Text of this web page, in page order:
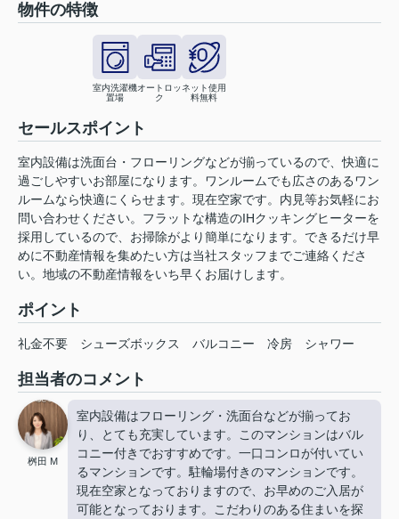
物件の特徴
室内洗濯機
置場
オートロッ
ク
ネット使用
料無料
セールスポイント
室内設備は洗面台・フローリングなどが揃っているので、快適に
過ごしやすいお部屋になります。ワンルームでも広さのあるワン
ルームなら快適にくらせます。現在空家です。内見等お気軽にお
問い合わせください。フラットな構造のIHクッキングヒーターを
採用しているので、お掃除がより簡単になります。できるだけ早
めに不動産情報を集めたい方は当社スタッフまでご連絡くださ
い。地域の不動産情報をいち早くお届けします。
ポイント
礼金不要 シューズボックス バルコニー 冷房 シャワー
担当者のコメント
桝田 M
室内設備はフローリング・洗面台などが揃ってお
り、とても充実しています。このマンションはバル
コニー付きでおすすめです。一口コンロが付いてい
るマンションです。駐輪場付きのマンションです。
現在空家となっておりますので、お早めのご入居が
可能となっております。こだわりのある住まいを探